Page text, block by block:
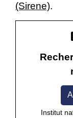
(Sirene).
Institut